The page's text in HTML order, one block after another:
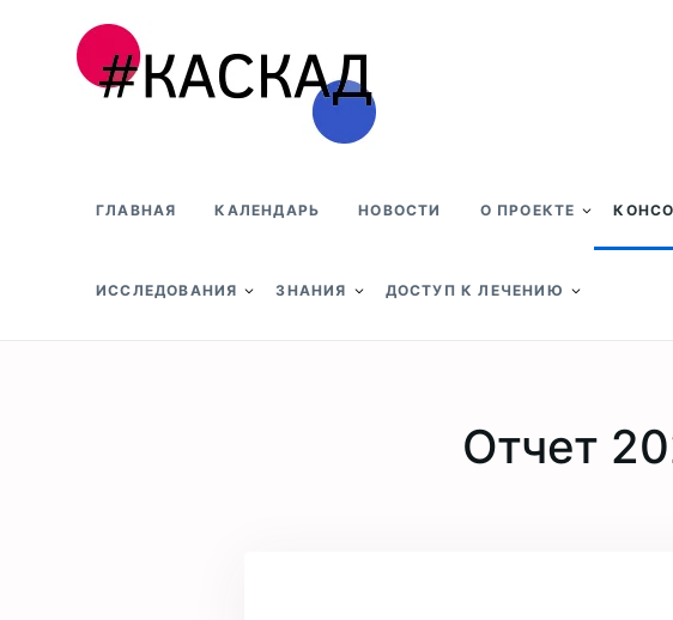
ГЛАВНАЯ КАЛЕНДАРЬ НОВОСТИ О ПРОЕКТЕ
ИССЛЕДОВАНИЯ ЗНАНИЯ ДОСТУП К ЛЕЧЕНИЮ
Отчет